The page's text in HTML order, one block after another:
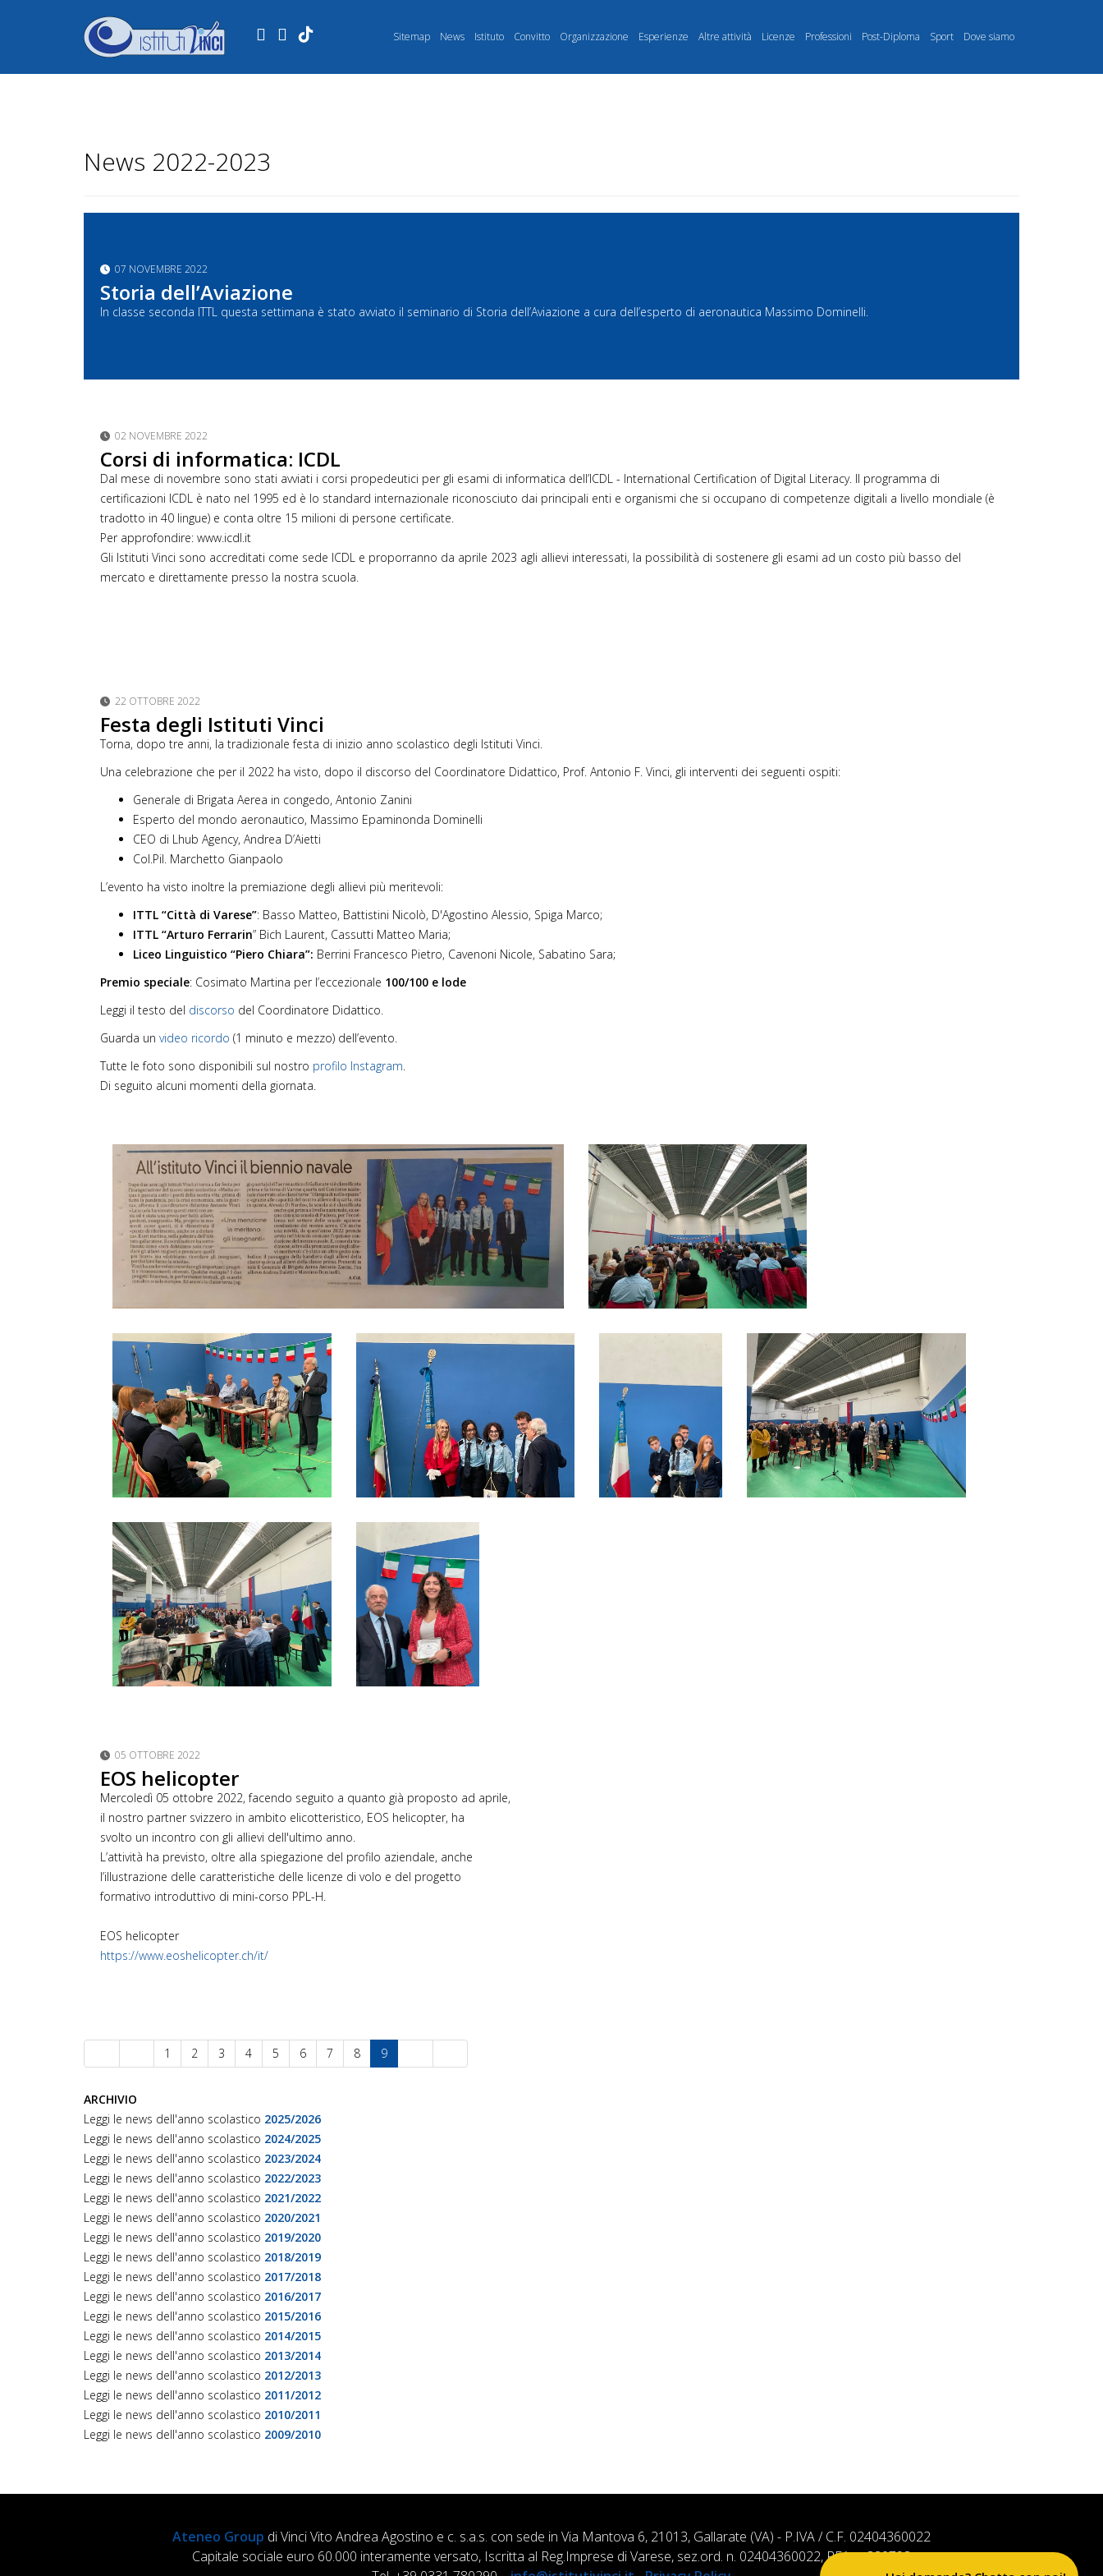
Sitemap News Istituto Convitto Organizzazione Esperienze Altre attività Licenze Professioni Post-Diploma Sport Dove siamo
.
News 2022-2023
07 NOVEMBRE 2022
Storia dell’Aviazione
In classe seconda ITTL questa settimana è stato avviato il seminario di Storia dell’Aviazione a cura dell’esperto di aeronautica Massimo Dominelli.
02 NOVEMBRE 2022
Corsi di informatica: ICDL
Dal mese di novembre sono stati avviati i corsi propedeutici per gli esami di informatica dell’ICDL - International Certification of Digital Literacy. Il programma di
certificazioni ICDL è nato nel 1995 ed è lo standard internazionale riconosciuto dai principali enti e organismi che si occupano di competenze digitali a livello mondiale (è
tradotto in 40 lingue) e conta oltre 15 milioni di persone certificate.
Per approfondire: www.icdl.it
Gli Istituti Vinci sono accreditati come sede ICDL e proporranno da aprile 2023 agli allievi interessati, la possibilità di sostenere gli esami ad un costo più basso del
mercato e direttamente presso la nostra scuola.
22 OTTOBRE 2022
Festa degli Istituti Vinci
Torna, dopo tre anni, la tradizionale festa di inizio anno scolastico degli Istituti Vinci.
Una celebrazione che per il 2022 ha visto, dopo il discorso del Coordinatore Didattico, Prof. Antonio F. Vinci, gli interventi dei seguenti ospiti:
Generale di Brigata Aerea in congedo, Antonio Zanini
Esperto del mondo aeronautico, Massimo Epaminonda Dominelli
CEO di Lhub Agency, Andrea D’Aietti
Col.Pil. Marchetto Gianpaolo
L’evento ha visto inoltre la premiazione degli allievi più meritevoli:
ITTL “Città di Varese”: Basso Matteo, Battistini Nicolò, D'Agostino Alessio, Spiga Marco;
ITTL “Arturo Ferrarin” Bich Laurent, Cassutti Matteo Maria;
Liceo Linguistico “Piero Chiara”: Berrini Francesco Pietro, Cavenoni Nicole, Sabatino Sara;
Premio speciale: Cosimato Martina per l’eccezionale 100/100 e lode
Leggi il testo del discorso del Coordinatore Didattico.
Guarda un video ricordo (1 minuto e mezzo) dell’evento.
Tutte le foto sono disponibili sul nostro profilo Instagram.
Di seguito alcuni momenti della giornata.
05 OTTOBRE 2022
EOS helicopter
Mercoledì 05 ottobre 2022, facendo seguito a quanto già proposto ad aprile,
il nostro partner svizzero in ambito elicotteristico, EOS helicopter, ha
svolto un incontro con gli allievi dell'ultimo anno.
L’attività ha previsto, oltre alla spiegazione del profilo aziendale, anche
l’illustrazione delle caratteristiche delle licenze di volo e del progetto
formativo introduttivo di mini-corso PPL-H.
EOS helicopter
https://www.eoshelicopter.ch/it/
1 2 3 4 5 6 7 8 9
ARCHIVIO
Leggi le news dell'anno scolastico 2025/2026
Leggi le news dell'anno scolastico 2024/2025
Leggi le news dell'anno scolastico 2023/2024
Leggi le news dell'anno scolastico 2022/2023
Leggi le news dell'anno scolastico 2021/2022
Leggi le news dell'anno scolastico 2020/2021
Leggi le news dell'anno scolastico 2019/2020
Leggi le news dell'anno scolastico 2018/2019
Leggi le news dell'anno scolastico 2017/2018
Leggi le news dell'anno scolastico 2016/2017
Leggi le news dell'anno scolastico 2015/2016
Leggi le news dell'anno scolastico 2014/2015
Leggi le news dell'anno scolastico 2013/2014
Leggi le news dell'anno scolastico 2012/2013
Leggi le news dell'anno scolastico 2011/2012
Leggi le news dell'anno scolastico 2010/2011
Leggi le news dell'anno scolastico 2009/2010
Ateneo Group di Vinci Vito Andrea Agostino e c. s.a.s. con sede in Via Mantova 6, 21013, Gallarate (VA) - P.IVA / C.F. 02404360022
Capitale sociale euro 60.000 interamente versato, Iscritta al Reg.Imprese di Varese, sez.ord. n. 02404360022, REA n. 320793